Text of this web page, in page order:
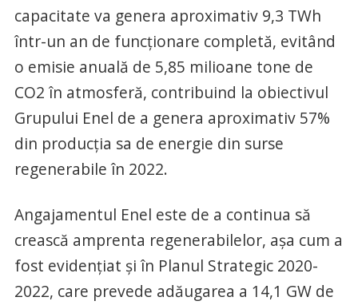
capacitate va genera aproximativ 9,3 TWh
într-un an de funcționare completă, evitând
o emisie anuală de 5,85 milioane tone de
CO2 în atmosferă, contribuind la obiectivul
Grupului Enel de a genera aproximativ 57%
din producția sa de energie din surse
regenerabile în 2022.
Angajamentul Enel este de a continua să
crească amprenta regenerabilelor, așa cum a
fost evidențiat și în Planul Strategic 2020-
2022, care prevede adăugarea a 14,1 GW de